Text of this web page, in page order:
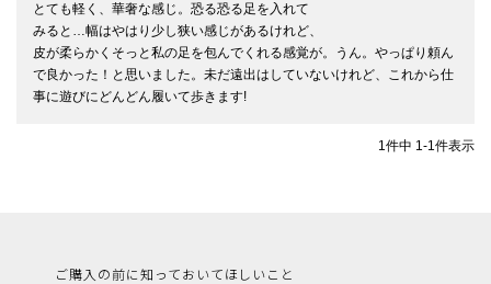
とても軽く、華奢な感じ。恐る恐る足を入れて
みると…幅はやはり少し狭い感じがあるけれど、
皮が柔らかくそっと私の足を包んでくれる感覚が。うん。やっぱり頼ん
で良かった！と思いました。未だ遠出はしていないけれど、これから仕
1件中 1-1件表示
ご購入の前に知っておいてほしいこと